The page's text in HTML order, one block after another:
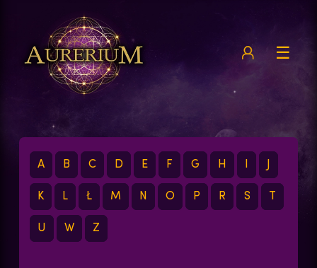
☰
A B C D E F G H
K L Ł M N O P R S
U W Z